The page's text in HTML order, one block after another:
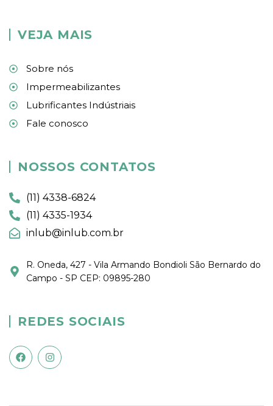
VEJA MAIS
Sobre nós
Impermeabilizantes
Lubrificantes Indústriais
Fale conosco
NOSSOS CONTATOS
(11) 4338-6824
(11) 4335-1934
inlub@inlub.com.br
R. Oneda, 427 - Vila Armando Bondioli São Bernardo do
Campo - SP CEP: 09895-280
REDES SOCIAIS